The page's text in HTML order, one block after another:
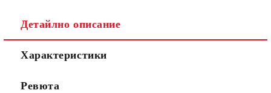
Детайлно описание
Характеристики
Ревюта